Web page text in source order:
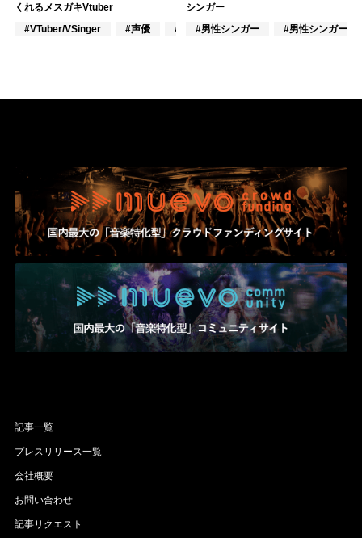
くれるメスガキVtuber
#VTuber/VSinger
#声優 #アニメ/ゲーム
シンガー
#男性シンガー
#男性シンガーグ
記事一覧
プレスリリース一覧
会社概要
お問い合わせ
記事リクエスト